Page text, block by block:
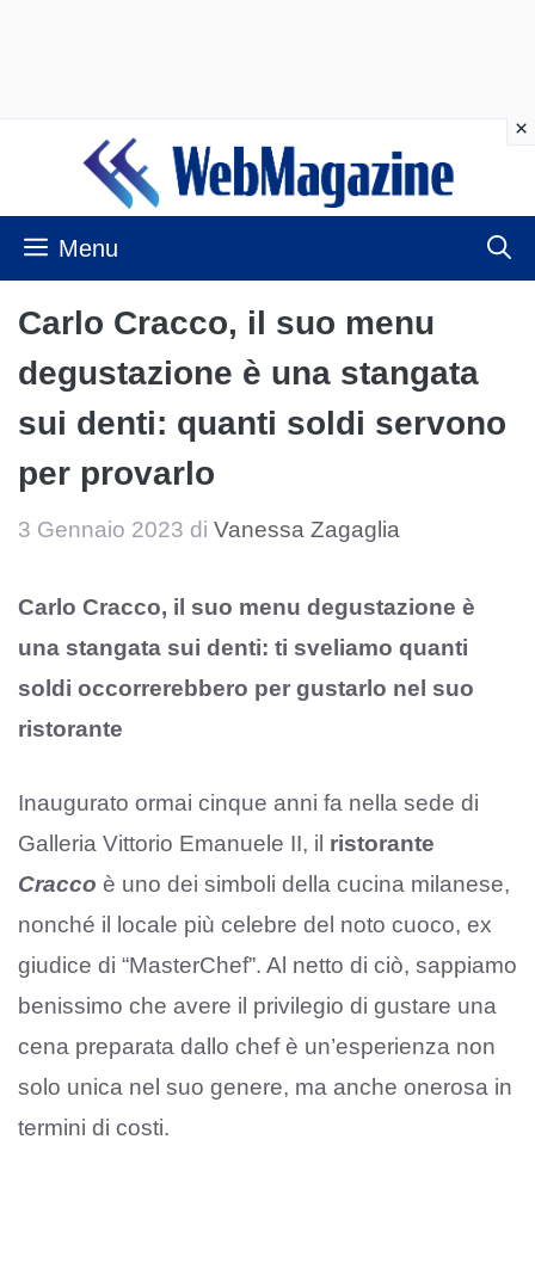
contenuto
Menu
Carlo Cracco, il suo menu
degustazione è una stangata
sui denti: quanti soldi servono
per provarlo
3 Gennaio 2023 di Vanessa Zagaglia
Carlo Cracco, il suo menu degustazione è
una stangata sui denti: ti sveliamo quanti
soldi occorrerebbero per gustarlo nel suo
ristorante
Inaugurato ormai cinque anni fa nella sede di
Galleria Vittorio Emanuele II, il ristorante
Cracco è uno dei simboli della cucina milanese,
nonché il locale più celebre del noto cuoco, ex
giudice di “MasterChef”. Al netto di ciò, sappiamo
benissimo che avere il privilegio di gustare una
cena preparata dallo chef è un’esperienza non
solo unica nel suo genere, ma anche onerosa in
termini di costi.